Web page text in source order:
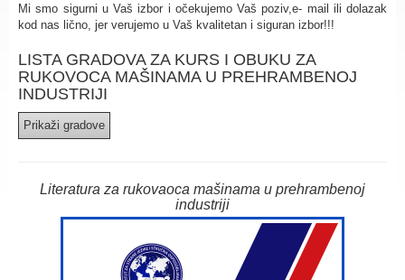
Mi smo sigurni u Vaš izbor i očekujemo Vaš poziv,e- mail ili dolazak
kod nas lično, jer verujemo u Vaš kvalitetan i siguran izbor!!!
LISTA GRADOVA ZA KURS I OBUKU ZA
RUKOVOCA MAŠINAMA U PREHRAMBENOJ
INDUSTRIJI
Literatura za rukovaoca mašinama u prehrambenoj
industriji